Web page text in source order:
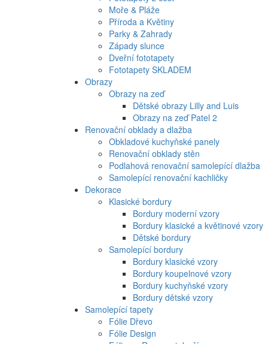
Moře & Pláže
Příroda a Květiny
Parky & Zahrady
Západy slunce
Dveřní fototapety
Fototapety SKLADEM
Obrazy
Obrazy na zeď
Dětské obrazy Lilly and Luis
Obrazy na zeď Patel 2
Renovační obklady a dlažba
Obkladové kuchyňské panely
Renovační obklady stěn
Podlahová renovační samolepící dlažba
Samolepící renovační kachličky
Dekorace
Klasické bordury
Bordury moderní vzory
Bordury klasické a květinové vzory
Dětské bordury
Samolepící bordury
Bordury klasické vzory
Bordury koupelnové vzory
Bordury kuchyňské vzory
Bordury dětské vzory
Samolepící tapety
Fólie Dřevo
Fólie Design